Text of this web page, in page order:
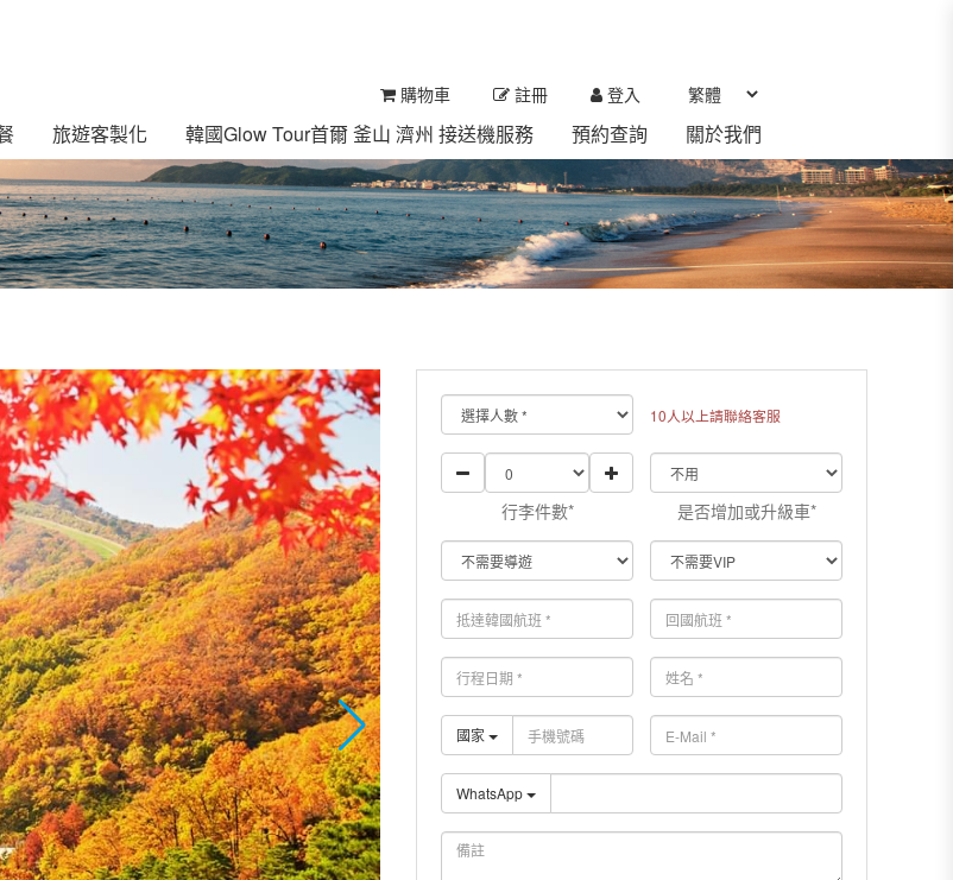
購物車 註冊 登入
旅遊客製化 韓國Glow Tour首爾 釜山 濟州 接送機服務 預約查詢 關於我們
10人以上請聯絡客服
行李件數* 是否增加或升級車*
國家
WhatsApp